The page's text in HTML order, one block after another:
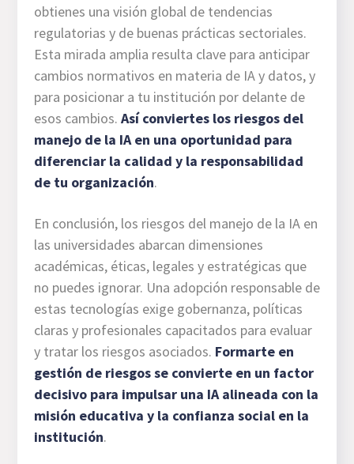
obtienes una visión global de tendencias
regulatorias y de buenas prácticas sectoriales.
Esta mirada amplia resulta clave para anticipar
cambios normativos en materia de IA y datos, y
para posicionar a tu institución por delante de
esos cambios. Así conviertes los riesgos del
manejo de la IA en una oportunidad para
diferenciar la calidad y la responsabilidad
de tu organización.
En conclusión, los riesgos del manejo de la IA en
las universidades abarcan dimensiones
académicas, éticas, legales y estratégicas que
no puedes ignorar. Una adopción responsable de
estas tecnologías exige gobernanza, políticas
claras y profesionales capacitados para evaluar
y tratar los riesgos asociados. Formarte en
gestión de riesgos se convierte en un factor
decisivo para impulsar una IA alineada con la
misión educativa y la confianza social en la
institución.